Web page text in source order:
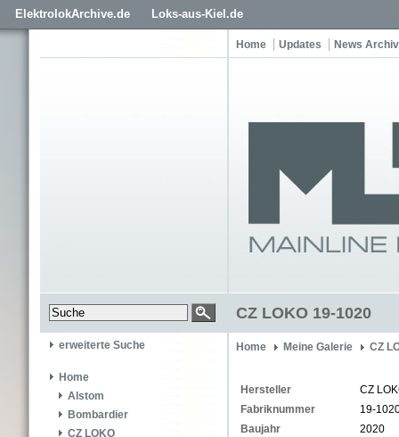
ElektrolokArchive.de Loks-aus-Kiel.de
Home Updates News Archiv
CZ LOKO 19-1020
erweiterte Suche
Home
Alstom
Bombardier
CZ LOKO
Home Meine Galerie CZ
Hersteller
CZ
Fabriknummer
19-
Baujahr
2020